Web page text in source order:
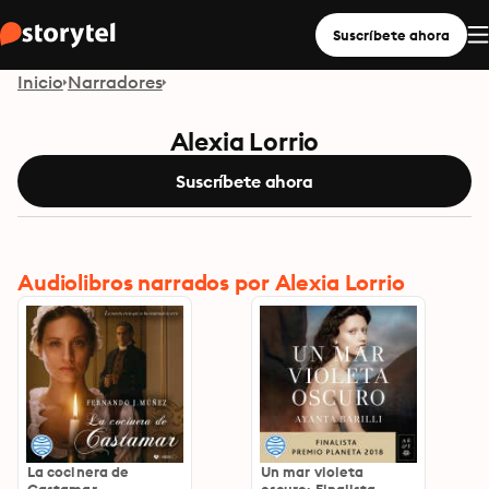
Suscríbete ahora
Inicio Narradores
Alexia Lorrio
Suscríbete ahora
Audiolibros narrados por Alexia Lorrio
La cocinera de
Un mar violeta